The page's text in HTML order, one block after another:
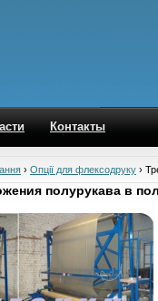
Контакты
› Опції для флексодруку ›
полурукава в